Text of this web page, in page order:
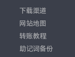
下载渠道
网站地图
转账教程
助记词备份